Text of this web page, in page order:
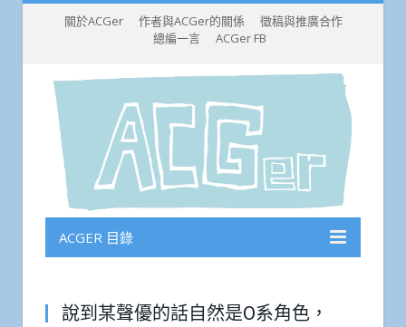
關於ACGer 作者與ACGer的關係
徵稿與推廣合作
總編一言
ACGer FB
ACGER 目錄
說到某聲優的話自然是O系角色，